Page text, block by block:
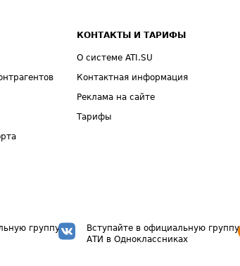
КОНТАКТЫ И ТАРИФЫ
О системе ATI.SU
Контактная информация
Реклама на сайте
Тарифы
группу
Вступайте в официальную группу
АТИ в Одноклассниках